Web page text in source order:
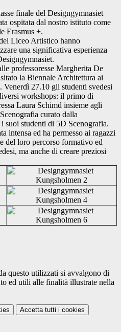
finale del Designgymnasiet
ospitata dal nostro istituto come
Erasmus +.
Liceo Artistico hanno
una significativa esperienza
professoresse Margherita De
la Biennale Architettura ai
27.10 gli studenti svedesi
workshops: il primo di
Laura Schimd insieme agli
curato dalla
suoi studenti di 5D Scenografia.
intensa ed ha permesso ai ragazzi
del loro percorso formativo ed
ma anche di creare preziosi
questo utilizzati si avvalgono di
ed utili alle finalità illustrate nella
Accetta tutti i cookies